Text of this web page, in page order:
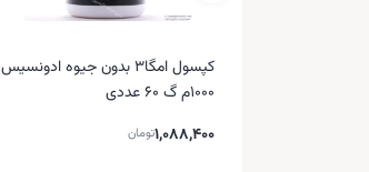
کپسول امگا3 بدون جیوه ادونسیس
1000م گ 60 عددی
1,088,400تومان